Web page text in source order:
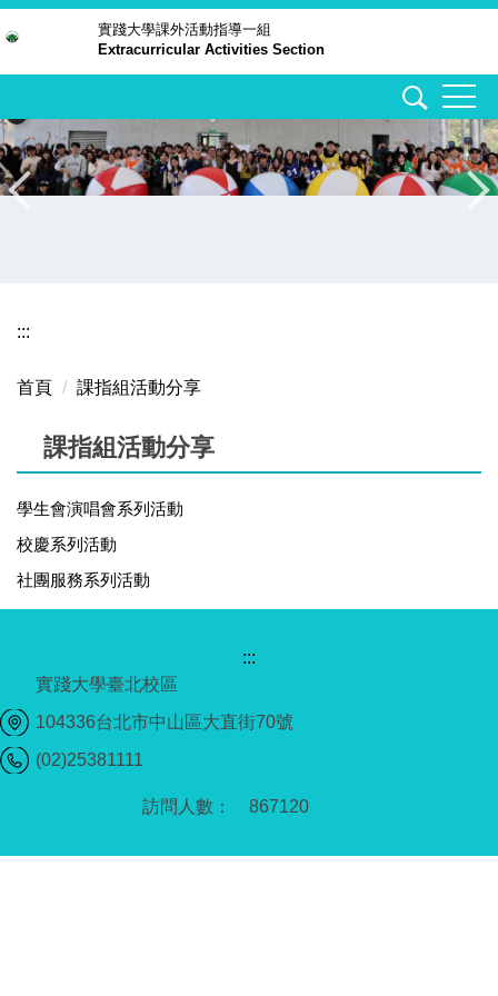
主
內
容
區
實踐大學課外活動指導一組
Extracurricular Activities Section
:::
首頁 課指組活動分享
課指組活動分享
學生會演唱會系列活動
校慶系列活動
社團服務系列活動
867120
:::
實踐大學臺北校區
104336台北市中山區大直街70號
(02)25381111